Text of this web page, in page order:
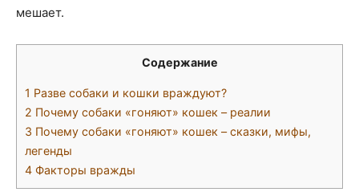
мешает.
Содержание
1 Разве собаки и кошки враждуют?
2 Почему собаки «гоняют» кошек – реалии
3 Почему собаки «гоняют» кошек – сказки, мифы,
легенды
4 Факторы вражды